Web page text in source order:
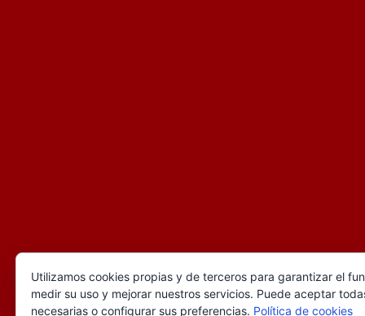
Utilizamos cookies propias y de terceros para garantizar el
medir su uso y mejorar nuestros servicios. Puede aceptar
necesarias o configurar sus preferencias. Política de cookies